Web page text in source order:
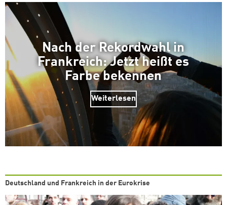
Nach der Rekordwahl in
Frankreich: Jetzt heißt es
Farbe bekennen
Weiterlesen
Deutschland und Frankreich in der Eurokrise